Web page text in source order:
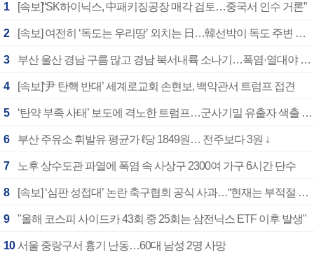
1 [속보]“SK하이닉스, 中패키징공장 매각 검토…중국서 인수 거론”
2 [속보] 여전히 ‘독도는 우리땅’ 외치는 日…韓선박이 독도 주변 해양조사 활동하자 반발
3 부산 울산 경남 구름 많고 경남 북서내륙 소나기…폭염·열대야 계속
4 [속보]‘尹 탄핵 반대’ 세계로교회 손현보, 백악관서 트럼프 접견
5 ‘탄약 부족 사태’ 보도에 격노한 트럼프…군사기밀 유출자 색출 지시
6 부산 주유소 휘발유 평균가 ℓ당 1849원… 전주보다 3원 ↓
7 노후 상수도관 파열에 폭염 속 사상구 2300여 가구 6시간 단수
8 [속보] ‘심판 성접대’ 논란 축구협회 공식 사과…“현재는 부적절 행위 없어”
9 "올해 코스피 사이드카 43회 중 25회는 삼전닉스 ETF 이후 발생"
10 서울 중랑구서 흉기 난동…60대 남성 2명 사망